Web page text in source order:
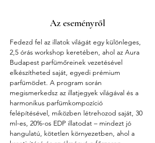
Az eseményről
Fedezd fel az illatok világát egy különleges,
2,5 órás workshop keretében, ahol az Aura
Budapest parfümőreinek vezetésével
elkészítheted saját, egyedi prémium
parfümödet. A program során
megismerkedsz az illatjegyek világával és a
harmonikus parfümkompozíció
felépítésével, miközben létrehozod saját, 30
ml-es, 20%-os EDP illatodat – mindezt jó
hangulatú, kötetlen környezetben, ahol a